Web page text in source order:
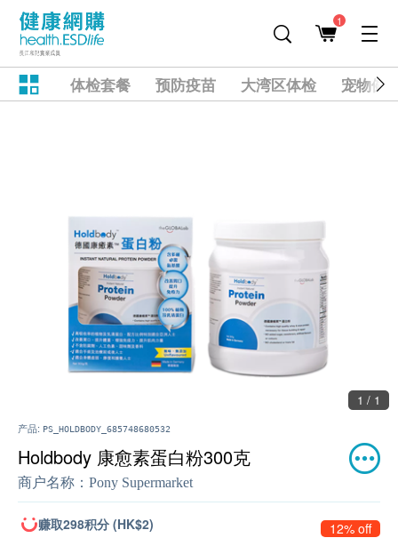
1
体检套餐 预防疫苗 大湾区体检 宠物健
1 / 1
产品: PS_HOLDBODY_685748680532
Holdbody 康愈素蛋白粉300克
商户名称： Pony Supermarket
赚取298积分 (HK$2) 12% off